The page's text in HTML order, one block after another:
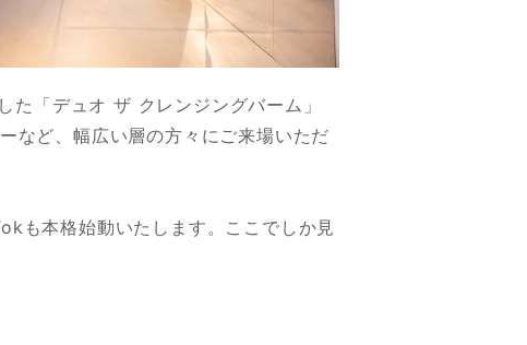
「デュオ ザ クレンジングバーム」
など、幅広い層の方々にご来場いただ
も本格始動いたします。ここでしか見